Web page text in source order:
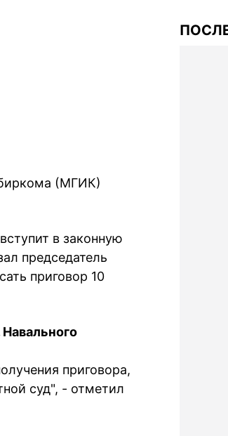
(МГИК)
в законную
председатель
приговор 10
приговора,
суд", - отметил